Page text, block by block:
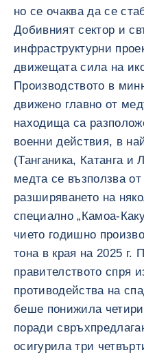
но се очаква да се
Добивният сектор и
инфраструктурни
движещата сила на
Производството в
движено главно от
находища са
военни действия, в
(Танганика, Катанга и
медта се възползва
разширяването на
специално „Камоа-
чието годишно
тона в края на 2025 г.
правителството спря
противодейства на
беше понижила
поради
осигурила три